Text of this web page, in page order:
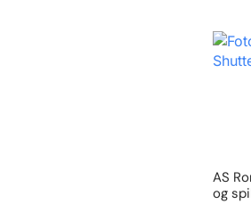
AS
og